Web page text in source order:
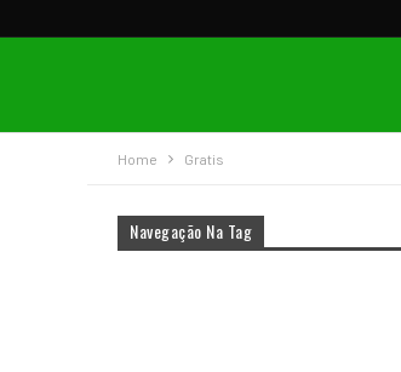
Home Gratis
Navegação Na Tag